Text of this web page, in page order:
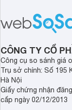
bảo hiểm của
sở hữu nhất? Cùng
trong bài viết sau đây.
CÔNG TY CỔ
Công cụ so sánh giá
Trụ sở chính: Số 195
Hà Nội
Giấy chứng nhận
cấp ngày 02/12/2013